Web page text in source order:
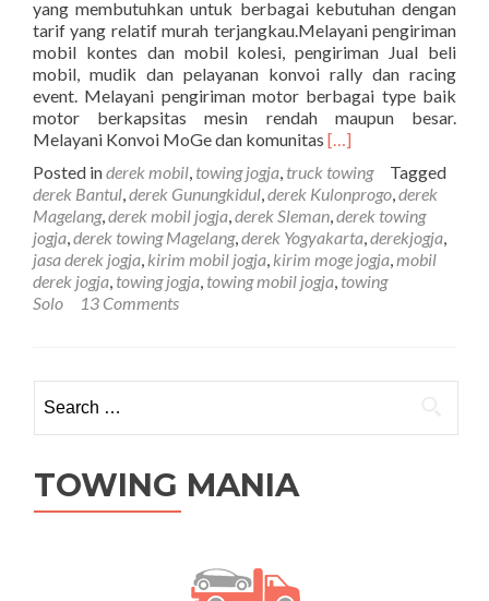
yang membutuhkan untuk berbagai kebutuhan dengan
tarif yang relatif murah terjangkau.Melayani pengiriman
mobil kontes dan mobil kolesi, pengiriman Jual beli
mobil, mudik dan pelayanan konvoi rally dan racing
event. Melayani pengiriman motor berbagai type baik
motor berkapsitas mesin rendah maupun besar.
Melayani Konvoi MoGe dan komunitas Read
about
Jasa
Derek
Mobil
Yogyakarta
dan
[…]
Posted inderek mobil, towing jogja, truck towing
Tagged
derek Bantul,derek Gunungkidul,derek Kulonprogo,derek
Magelang,derek mobil jogja,derek Sleman,derek towing
jogja,derek towing Magelang,derek Yogyakarta,derekjogja,
jasa derek jogja, kirim mobil jogja, kirim moge jogja,mobil
derek jogja, towing jogja, towing mobil jogja, towing
Solo
13 Comments
TOWING MANIA